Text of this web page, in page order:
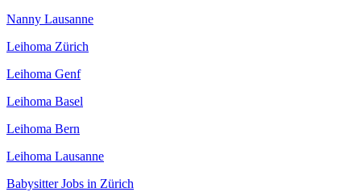
Nanny Lausanne
Leihoma Zürich
Leihoma Genf
Leihoma Basel
Leihoma Bern
Leihoma Lausanne
Babysitter Jobs in Zürich